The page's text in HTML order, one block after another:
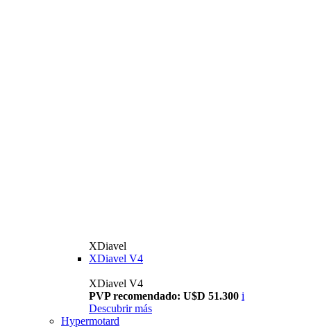
XDiavel
XDiavel V4
XDiavel V4
PVP recomendado: U$D 51.300 i
Descubrir más
Hypermotard